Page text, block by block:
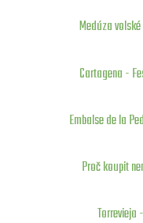
Medúza
Cartagena -
Embalse de la
Proč koupit
Torrevieja